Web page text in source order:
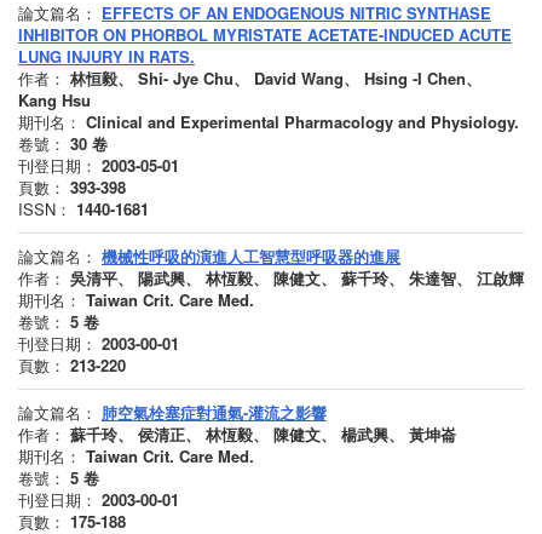
論文篇名： EFFECTS OF AN ENDOGENOUS NITRIC SYNTHASE
INHIBITOR ON PHORBOL MYRISTATE ACETATE-INDUCED ACUTE
LUNG INJURY IN RATS.
作者： 林恒毅、 Shi- Jye Chu、 David Wang、 Hsing -I Chen、
Kang Hsu
期刊名： Clinical and Experimental Pharmacology and Physiology.
卷號： 30 卷
刊登日期： 2003-05-01
頁數： 393-398
ISSN： 1440-1681
論文篇名： 機械性呼吸的演進人工智慧型呼吸器的進展
作者： 吳清平、 陽武興、 林恆毅、 陳健文、 蘇千玲、 朱達智、 江啟輝
期刊名： Taiwan Crit. Care Med.
卷號： 5 卷
刊登日期： 2003-00-01
頁數： 213-220
論文篇名： 肺空氣栓塞症對通氣-灌流之影響
作者： 蘇千玲、 侯清正、 林恆毅、 陳健文、 楊武興、 黃坤崙
期刊名： Taiwan Crit. Care Med.
卷號： 5 卷
刊登日期： 2003-00-01
頁數： 175-188